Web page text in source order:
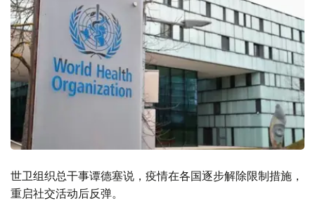
世卫组织总干事谭德塞说，疫情在各国逐步解除限制措施，
重启社交活动后反弹。